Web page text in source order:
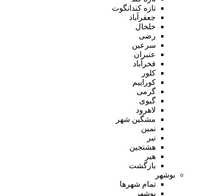
تازه کندانگوت
جعفرآباد
خلخال
رضی
سرعین
عنبران
فخرآباد
کلور
کوراییم
گرمی
گیوی
لاهرود
مشگین شهر
نمین
نیر
هشتجین
هیر
بازگشت
بوشهر
تمام شهر‌ها
بوشهر